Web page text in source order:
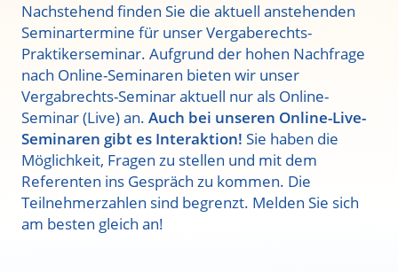
Nachstehend finden Sie die aktuell anstehenden
Seminartermine für unser Vergaberechts-
Praktikerseminar. Aufgrund der hohen Nachfrage
nach Online-Seminaren bieten wir unser
Vergabrechts-Seminar aktuell nur als Online-
Seminar (Live) an. Auch bei unseren Online-Live-
Seminaren gibt es Interaktion! Sie haben die
Möglichkeit, Fragen zu stellen und mit dem
Referenten ins Gespräch zu kommen. Die
Teilnehmerzahlen sind begrenzt. Melden Sie sich
am besten gleich an!